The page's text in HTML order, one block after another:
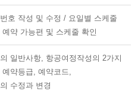
호 작성 및 수정 / 요일별 스케줄
예약 가능편 및 스케줄 확인
일반사항, 항공여정작성의 2가지
예약등급, 예약코드,
수정과 변경